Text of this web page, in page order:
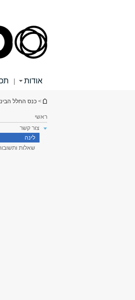
אודות |
הינך נמצא כאן
> כנס החלל הבינלאומי ה-
ראשי
צור קשר
לינה
שאלות